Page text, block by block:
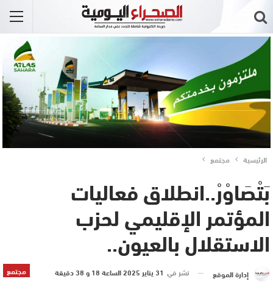
الرئيسية مجتمع
بَتْصَاوْرْ..انطلاق فعاليات
المؤتمر الإقليمي لحزب
الاستقلال بالعيون..
مجتمع إدارة الموقع نشر في 31 يناير 2025 الساعة 18 و 38 دقيقة